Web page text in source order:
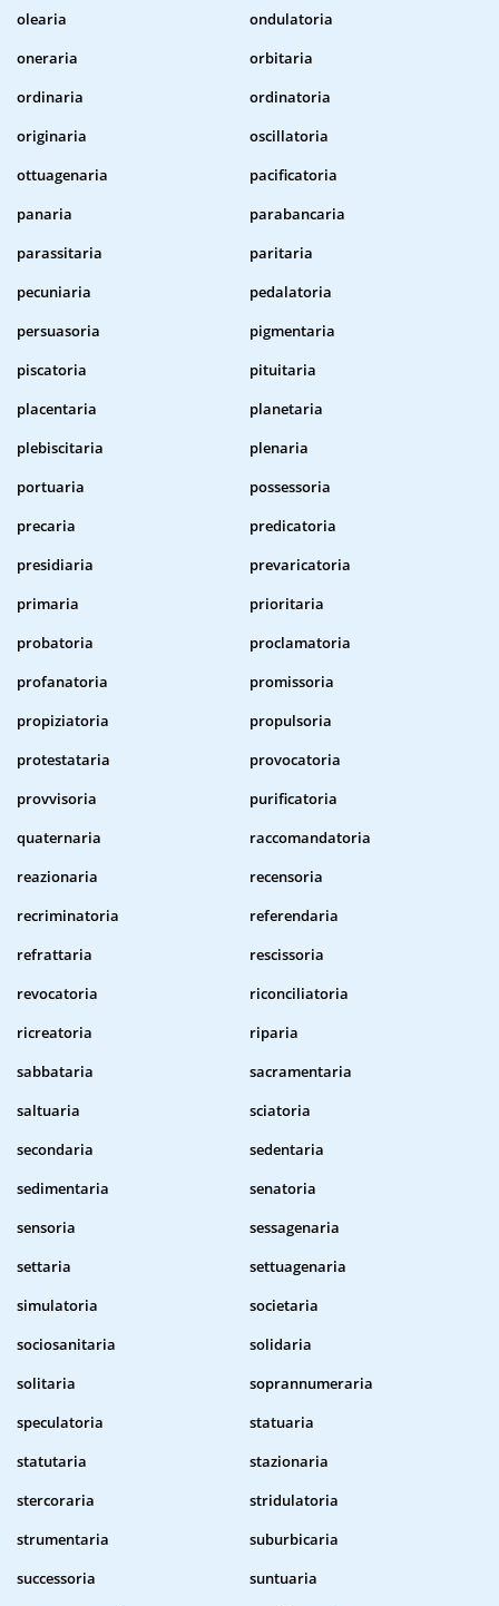
olearia
ondulatoria
oneraria
orbitaria
ordinaria
ordinatoria
originaria
oscillatoria
ottuagenaria
pacificatoria
panaria
parabancaria
parassitaria
paritaria
pecuniaria
pedalatoria
persuasoria
pigmentaria
piscatoria
pituitaria
placentaria
planetaria
plebiscitaria
plenaria
portuaria
possessoria
precaria
predicatoria
presidiaria
prevaricatoria
primaria
prioritaria
probatoria
proclamatoria
profanatoria
promissoria
propiziatoria
propulsoria
protestataria
provocatoria
provvisoria
purificatoria
quaternaria
raccomandatoria
reazionaria
recensoria
recriminatoria
referendaria
refrattaria
rescissoria
revocatoria
riconciliatoria
ricreatoria
riparia
sabbataria
sacramentaria
saltuaria
sciatoria
secondaria
sedentaria
sedimentaria
senatoria
sensoria
sessagenaria
settaria
settuagenaria
simulatoria
societaria
sociosanitaria
solidaria
solitaria
soprannumeraria
speculatoria
statuaria
statutaria
stazionaria
stercoraria
stridulatoria
strumentaria
suburbicaria
successoria
suntuaria